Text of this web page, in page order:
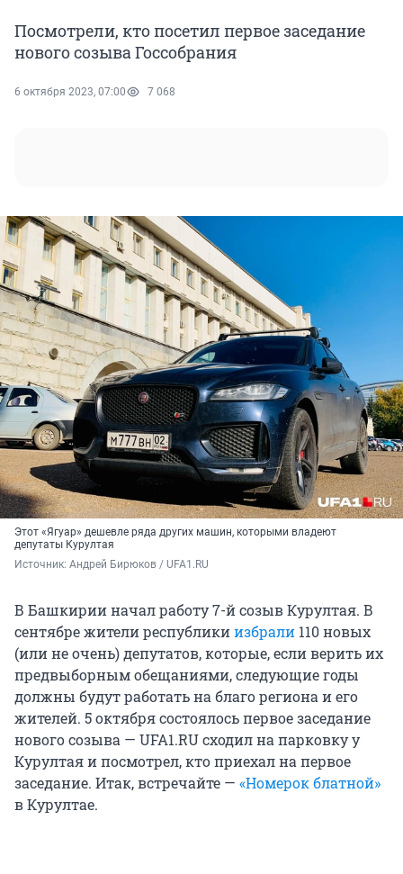
Посмотрели, кто посетил первое заседание
нового созыва Госсобрания
6 октября 2023, 07:00 7 068
Этот «Ягуар» дешевле ряда других машин, которыми владеют
депутаты Курултая
Источник: Андрей Бирюков / UFA1.RU
В Башкирии начал работу 7-й созыв Курултая. В
сентябре жители республикиизбрали 110 новых
(или не очень) депутатов, которые, если верить их
предвыборным обещаниями, следующие годы
должны будут работать на благо региона и его
жителей. 5 октября состоялось первое заседание
нового созыва — UFA1.RU сходил на парковку у
Курултая и посмотрел, кто приехал на первое
заседание. Итак, встречайте — «Номерок блатной»
в Курултае.